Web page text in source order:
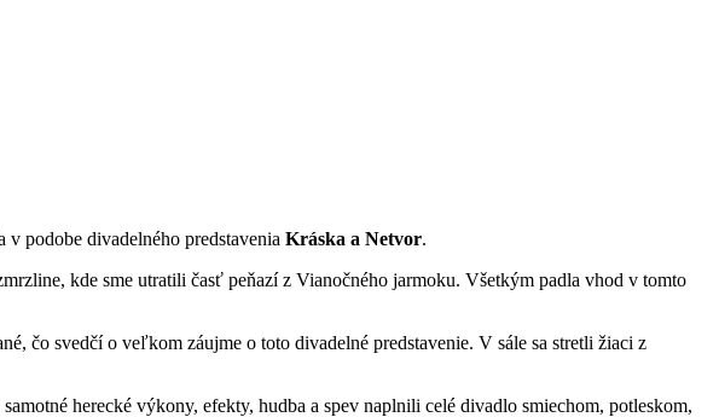
podobe divadelného predstavenia Kráska a Netvor.
kde sme utratili časť peňazí z Vianočného jarmoku. Všetkým padla vhod v tomto
čo svedčí o veľkom záujme o toto divadelné predstavenie. V sále sa stretli žiaci z
herecké výkony, efekty, hudba a spev naplnili celé divadlo smiechom, potleskom,